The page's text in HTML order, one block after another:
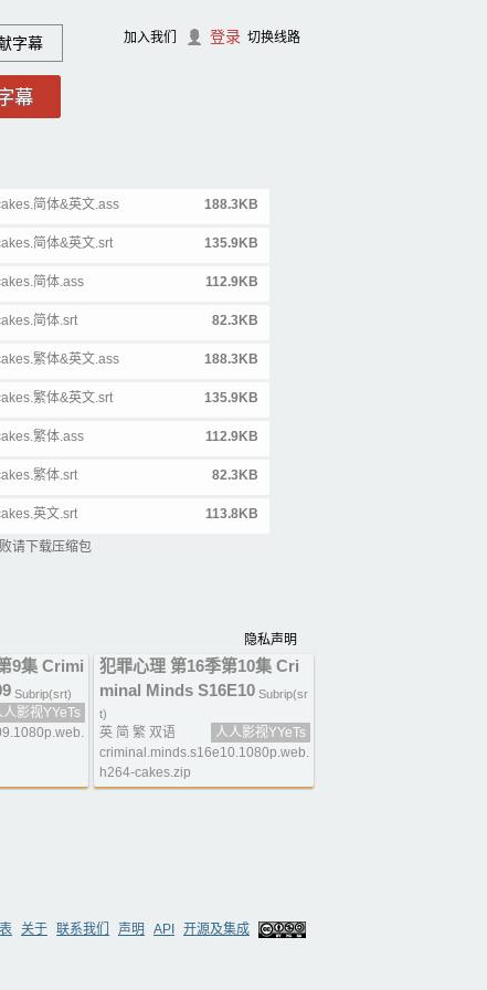
字幕 加入我们 登录 切换线路
简体&英文.ass 188.3KB
简体&英文.srt 135.9KB
简体.ass 112.9KB
简体.srt 82.3KB
繁体&英文.ass 188.3KB
繁体&英文.srt 135.9KB
繁体.ass 112.9KB
繁体.srt 82.3KB
英文.srt 113.8KB
请下载压缩包
隐私声明
9集 Crimi
Subrip(srt)
人影视YYeTs
犯罪心理 第16季第10集 Cri
minal Minds S16E10 Subrip(sr
t)
英 简 繁 双语
人人影视YYeTs
criminal.minds.s16e10.1080p.web.
h264-cakes.zip
关于 联系我们 声明 API 开源及集成